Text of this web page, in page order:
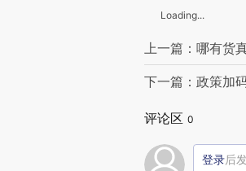
Loading...
上一篇：哪有货
下一篇：政策加
评论区 0
登录后